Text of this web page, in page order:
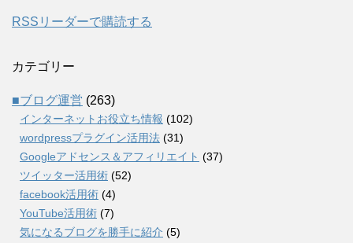
RSSリーダーで購読する
カテゴリー
■ブログ運営 (263)
インターネットお役立ち情報 (102)
wordpressプラグイン活用法 (31)
Googleアドセンス＆アフィリエイト (37)
ツイッター活用術 (52)
facebook活用術 (4)
YouTube活用術 (7)
気になるブログを勝手に紹介 (5)